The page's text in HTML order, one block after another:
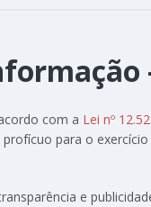
com a Lei nº
para o
e